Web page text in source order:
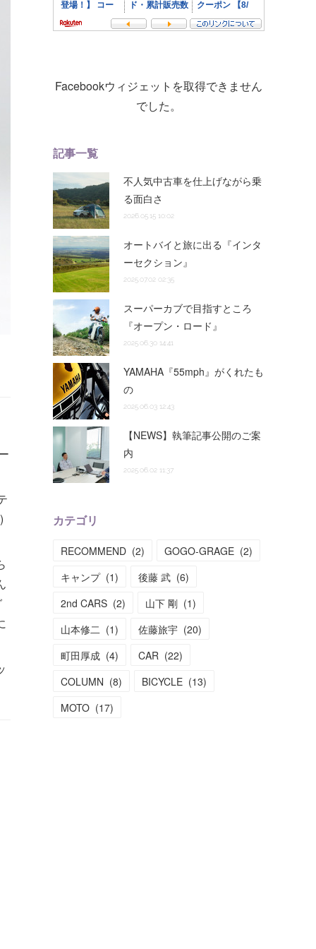
Facebookウィジェットを取得できません
でした。
記事一覧
不人気中古車を仕上げながら乗
る面白さ
2026.05.15 10:02
オートバイと旅に出る『インタ
ーセクション』
2025.07.02 02:35
スーパーカブで目指すところ
『オープン・ロード』
2025.06.30 14:41
YAMAHA『55mph』がくれたも
の
2025.06.03 12:43
【NEWS】執筆記事公開のご案
内
2025.06.02 11:37
カテゴリ
RECOMMEND (2) GOGO-GRAGE (2)
キャンプ (1) 後藤 武 (6)
2nd CARS (2) 山下 剛 (1)
山本修二 (1) 佐藤旅宇 (20)
町田厚成 (4) CAR (22)
COLUMN (8) BICYCLE (13)
MOTO (17)